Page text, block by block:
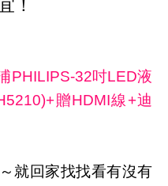
！
PHILIPS-32吋LED液
贈HDMI線+迪
就回家找找看有沒有